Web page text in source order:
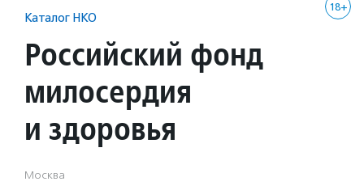
18+
Каталог НКО
Российский фонд
милосердия
и здоровья
Москва